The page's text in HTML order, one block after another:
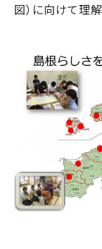
図）に向けて理